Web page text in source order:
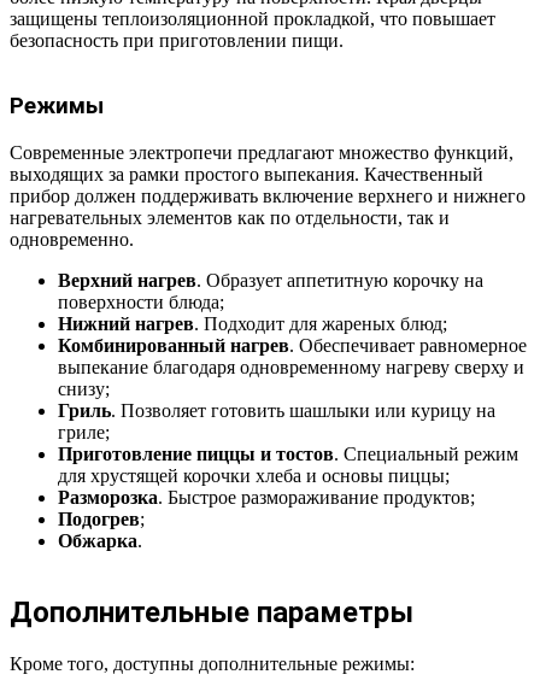
защищены теплоизоляционной прокладкой, что повышает
безопасность при приготовлении пищи.
Режимы
Современные электропечи предлагают множество функций,
выходящих за рамки простого выпекания. Качественный
прибор должен поддерживать включение верхнего и нижнего
нагревательных элементов как по отдельности, так и
одновременно.
Верхний нагрев. Образует аппетитную корочку на
поверхности блюда;
Нижний нагрев. Подходит для жареных блюд;
Комбинированный нагрев. Обеспечивает равномерное
выпекание благодаря одновременному нагреву сверху и
снизу;
Гриль. Позволяет готовить шашлыки или курицу на
гриле;
Приготовление пиццы и тостов. Специальный режим
для хрустящей корочки хлеба и основы пиццы;
Разморозка. Быстрое размораживание продуктов;
Подогрев;
Обжарка.
Дополнительные параметры
Кроме того, доступны дополнительные режимы: